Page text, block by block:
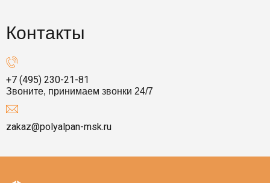
Контакты
+7 (495) 230-21-81
Звоните, принимаем звонки 24/7
zakaz@polyalpan-msk.ru